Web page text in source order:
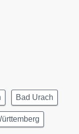
Bad Urach